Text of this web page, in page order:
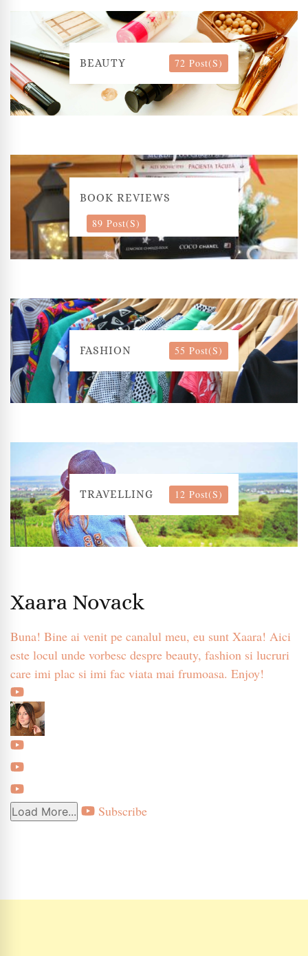
BEAUTY 72 Post(s)
BOOK REVIEWS
89 Post(s)
FASHION 55 Post(s)
TRAVELLING 12 Post(s)
Xaara Novack
Buna! Bine ai venit pe canalul meu, eu sunt Xaara! Aici
este locul unde vorbesc despre beauty, fashion si lucruri
care imi plac si imi fac viata mai frumoasa. Enjoy!
Load More... Subscribe